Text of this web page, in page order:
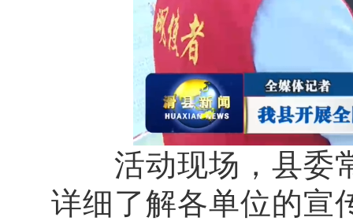
活动现场，县委常
详细了解各单位的宣